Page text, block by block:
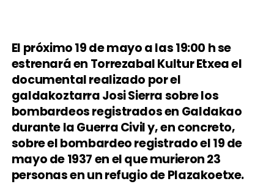
El próximo 19 de mayo a las 19:00 h se
estrenará en Torrezabal Kultur Etxea el
documental realizado por el
galdakoztarra Josi Sierra sobre los
bombardeos registrados en Galdakao
durante la Guerra Civil y, en concreto,
sobre el bombardeo registrado el 19 de
mayo de 1937 en el que murieron 23
personas en un refugio de Plazakoetxe.